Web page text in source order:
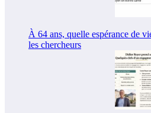
À 64 ans, quelle espérance de
les chercheurs